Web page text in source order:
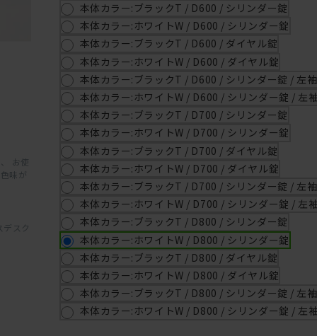
お使
味が
デスク
本体カラー:ブラックT / D600 / シリンダー錠
本体カラー:ホワイトW / D600 / シリンダー錠
本体カラー:ブラックT / D600 / ダイヤル錠
本体カラー:ホワイトW / D600 / ダイヤル錠
本体カラー:ブラックT / D600 / シリンダー錠 / 左袖
本体カラー:ホワイトW / D600 / シリンダー錠 / 左袖
本体カラー:ブラックT / D700 / シリンダー錠
本体カラー:ホワイトW / D700 / シリンダー錠
本体カラー:ブラックT / D700 / ダイヤル錠
本体カラー:ホワイトW / D700 / ダイヤル錠
本体カラー:ブラックT / D700 / シリンダー錠 / 左袖
本体カラー:ホワイトW / D700 / シリンダー錠 / 左袖
本体カラー:ブラックT / D800 / シリンダー錠
本体カラー:ホワイトW / D800 / シリンダー錠
本体カラー:ブラックT / D800 / ダイヤル錠
本体カラー:ホワイトW / D800 / ダイヤル錠
本体カラー:ブラックT / D800 / シリンダー錠 / 左袖
本体カラー:ホワイトW / D800 / シリンダー錠 / 左袖